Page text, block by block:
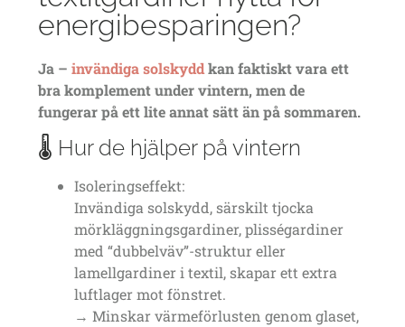
energibesparingen?
Ja – invändiga solskyddkan faktiskt vara ett
bra komplement under vintern, men de
fungerar på ett lite annat sätt än på sommaren.
🌡 Hur de hjälper på vintern
Isoleringseffekt:
Invändiga solskydd, särskilt tjocka
mörkläggningsgardiner, plisségardiner
med “dubbelväv”-struktur eller
lamellgardiner i textil, skapar ett extra
luftlager mot fönstret.
→ Minskar värmeförlusten genom glaset,